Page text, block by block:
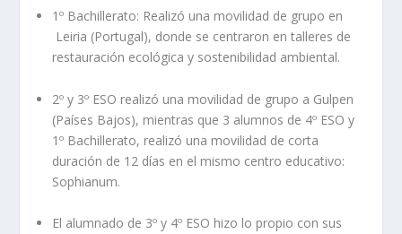
1º Bachillerato: Realizó una movilidad de grupo en
Leiria (Portugal), donde se centraron en talleres de
restauración ecológica y sostenibilidad ambiental.
2º y 3º ESO realizó una movilidad de grupo a Gulpen
(Países Bajos), mientras que 3 alumnos de 4º ESO y
1º Bachillerato, realizó una movilidad de corta
duración de 12 días en el mismo centro educativo:
Sophianum.
El alumnado de 3º y 4º ESO hizo lo propio con sus